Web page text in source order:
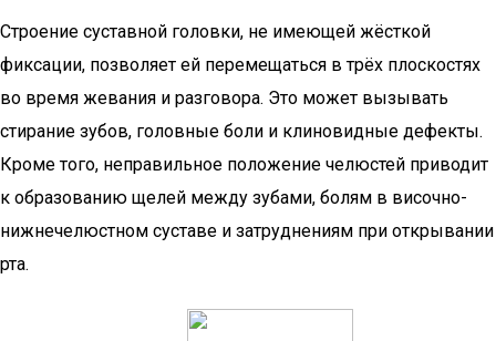
Строение суставной головки, не имеющей жёсткой
фиксации, позволяет ей перемещаться в трёх плоскостях
во время жевания и разговора. Это может вызывать
стирание зубов, головные боли и клиновидные дефекты.
Кроме того, неправильное положение челюстей приводит
к образованию щелей между зубами, болям в височно-
нижнечелюстном суставе и затруднениям при открывании
рта.